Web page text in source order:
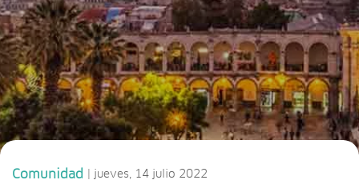
Comunidad | jueves, 14 julio 2022